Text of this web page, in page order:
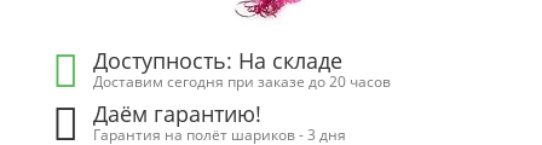
Доступность: На складе
Доставим сегодня при заказе до 20 часов
Даём гарантию!
Гарантия на полёт шариков - 3 дня